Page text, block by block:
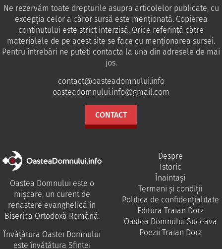
Ne rezervăm toate drepturile asupra articolelor publicate, cu
excepția celor a căror sursă este menționată. Copierea
conținutului este strict interzisă. Orice referință către
materialele de pe acest site se face cu menționarea sursei.
Pentru întrebări ne puteţi contacta la una din adresele de mai
jos.
contact@oasteadomnului.info
oasteadomnului.info@gmail.com
CONTACT
Oastea Domnului este o
mișcare, un curent de
renaștere evanghelică în
Biserica Ortodoxă Română.
Învăţătura Oastei Domnului
este învăţătura Sfintei
Despre
Istoric
Înaintași
Termeni și condiții
Politica de confidențialitate
Editura Traian Dorz
Oastea Domnului Suceava
Poezii Traian Dorz